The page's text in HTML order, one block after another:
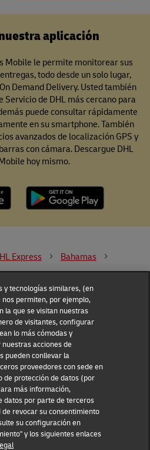
aplicación
Mobile le permite monitorear sus
todo desde un solo lugar,
Demand Delivery. Usted también
Servicio de DHL más cercano para
puede consultar rápidamente
en su smartphone. También
avanzados de localización GPS y
con cámara. Descargue DHL
hoy mismo.
Express
Bahamas
Legal Notice
Privacy Notice
Accessibility
Configuración de
consentimiento
y tecnologías similares, (en
permiten, por ejemplo,
la que se visitan nuestras
de visitantes, configurar
lo más cómodas y
acciones de
pueden conllevar la
proveedores con sede en
de protección de datos (por
más información,
datos por parte de terceros
revocar su consentimiento
su configuración en
y los siguientes enlaces